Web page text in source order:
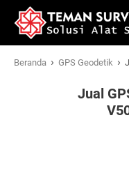
Beranda › GPS Geodetik ›
Jual